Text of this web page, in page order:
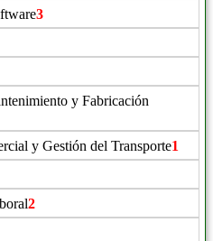
3
y Fabricación
y Gestión del Transporte1
2